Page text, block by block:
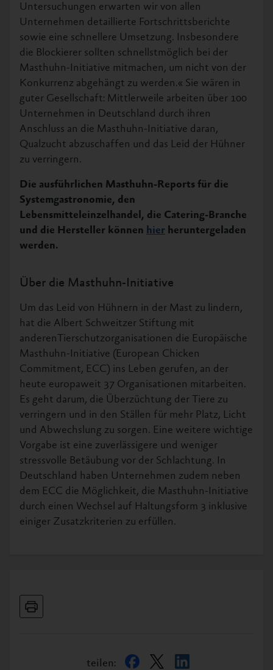
Untersuchungen erwarten wir von allen
Unternehmen detaillierte Fortschrittsberichte
sowie eine schnellere Umsetzung. Insbesondere
die Blockierer sollten schnellstmöglich bei der
Masthuhn-Initiative mitmachen, um nicht von der
Konkurrenz abgehängt zu werden.« Sie wären in
guter Gesellschaft: Mittlerweile arbeiten über 100
Unternehmen in Deutschland durch ihren
Anschluss an die Masthuhn-Initiative daran,
Qualzucht abzuschaffen und das Leid der Hühner
zu verringern.
Die ausführlichen Masthuhn-Reports für die
Systemgastronomie, den
Lebensmitteleinzelhandel, die Catering-Branche
und die Hersteller können hier heruntergeladen
werden.
Über die Masthuhn-Initiative
Um das Leid von Hühnern in der Mast zu lindern,
hat die Albert Schweitzer Stiftung mit
anderenTierschutzorganisationen die Europäische
Masthuhn-Initiative (European Chicken
Commitment, ECC) ins Leben gerufen, an der
heute europaweit 37 Organisationen mitarbeiten.
Es geht darum, die Überzüchtung der Tiere zu
verringern und in den Ställen für mehr Platz, Licht
und Abwechslung zu sorgen. Eine weitere wichtige
Vorgabe ist eine zuverlässigere und weniger
stressvolle Betäubung vor der Schlachtung. In
Deutschland haben Unternehmen zudem neben
dem ECC die Möglichkeit, die Masthuhn-Initiative
durch einen Wechsel auf Haltungsform 3 inklusive
einiger Zusatzkriterien zu erfüllen.
teilen: